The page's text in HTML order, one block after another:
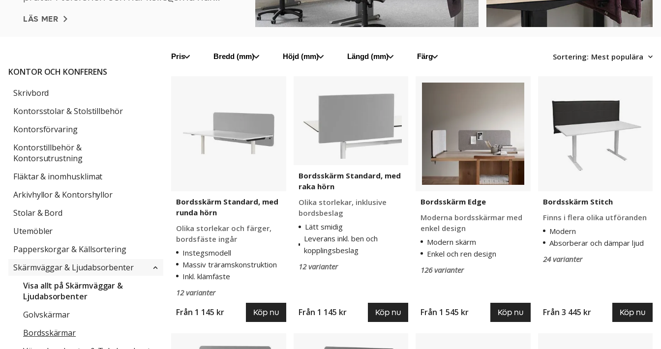
spontanmöte på andra sidan bordet.Tips vid
LÄS MER
KONTOR OCH KONFERENS
Skrivbord
Kontorsstolar & Stolstillbehör
Kontorsförvaring
Kontorstillbehör &
Kontorsutrustning
Fläktar & inomhusklimat
Arkivhyllor & Kontorshyllor
Stolar & Bord
Utemöbler
Papperskorgar & Källsortering
Skärmväggar & Ljudabsorbenter
Visa allt på Skärmväggar &
Ljudabsorbenter
Golvskärmar
Bordsskärmar
Pris Bredd (mm) Höjd (mm) Längd (mm) Färg Sortering: Mest populära
Bordsskärm Standard, med
runda hörn
Olika storlekar och färger,
bordsfäste ingår
Instegsmodell
Massiv träramskonstruktion
Inkl. klämfäste
12 varianter
Från 1 145 kr Köp nu
hörn
Bordsskärm Standard, med
raka hörn
Olika storlekar, inklusive
bordsbeslag
Lätt smidig
Leverans inkl. ben och
kopplingsbeslag
12 varianter
Från 1 145 kr Köp nu
Bordsskärm
Bordsskärm Edge
Moderna bordsskärmar med
enkel design
Modern skärm
Enkel och ren design
126 varianter
Från 1 545 kr Köp nu
Bordsskärm Stitch
Finns i flera olika utföranden
Modern
Absorberar och dämpar ljud
24 varianter
Från 3 445 kr Köp nu